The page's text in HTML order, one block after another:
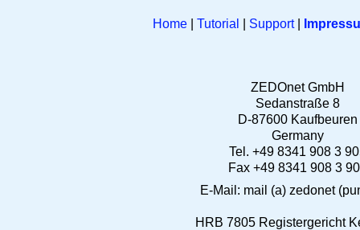
Home| Tutorial Support|
ZEDOnet GmbH
Sedanstraße 8
D-87600 Kaufbeuren
Germany
Tel. +49 8341 908 3
Fax +49 8341 908 3
E-Mail: mail (a) zedonet
HRB 7805 Registergericht